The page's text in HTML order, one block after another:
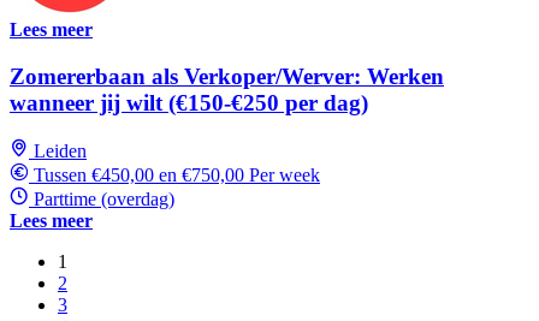
Lees meer
Zomererbaan als Verkoper/Werver: Werken
wanneer jij wilt (€150-€250 per dag)
Leiden
Tussen €450,00 en €750,00 Per week
Parttime (overdag)
Lees meer
1
2
3